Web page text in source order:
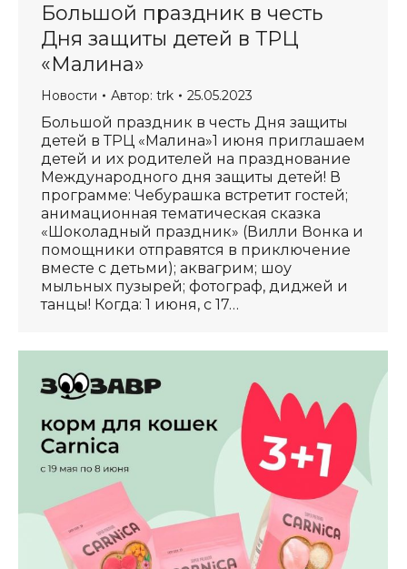
Большой праздник в честь
Дня защиты детей в ТРЦ
«Малина»
Новости Автор: trk 25.05.2023
Большой праздник в честь Дня защиты
детей в ТРЦ «Малина»1 июня приглашаем
детей и их родителей на празднование
Международного дня защиты детей! В
программе: Чебурашка встретит гостей;
анимационная тематическая сказка
«Шоколадный праздник» (Вилли Вонка и
помощники отправятся в приключение
вместе с детьми); аквагрим; шоу
мыльных пузырей; фотограф, диджей и
танцы! Когда: 1 июня, с 17…